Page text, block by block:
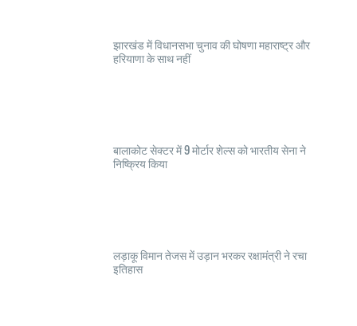
झारखंड में विधानसभा चुनाव की घोषणा महाराष्ट्र और
हरियाणा के साथ नहीं
बालाकोट सेक्टर में 9 मोर्टार शेल्स को भारतीय सेना ने
निष्क्रिय किया
लड़ाकू विमान तेजस में उड़ान भरकर रक्षामंत्री ने रचा
इतिहास